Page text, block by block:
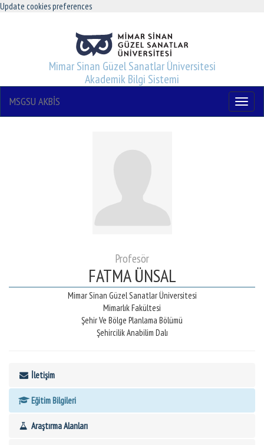
Update cookies preferences
Mimar Sinan Güzel Sanatlar Üniversitesi
Akademik Bilgi Sistemi
Menu
MSGSU AKBİS
Profesör
FATMA ÜNSAL
Mimar Sinan Güzel Sanatlar Üniversitesi
Mimarlık Fakültesi
Şehir Ve Bölge Planlama Bölümü
Şehircilik Anabilim Dalı
İletişim
Eğitim Bilgileri
Araştırma Alanları